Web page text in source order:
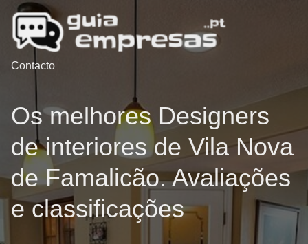
Contacto
Os melhores Designers
de interiores de Vila Nova
de Famalicão. Avaliações
e classificações